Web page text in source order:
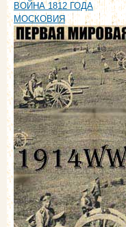
ВОЙНА 1812 ГОДА
МОСКОВИЯ